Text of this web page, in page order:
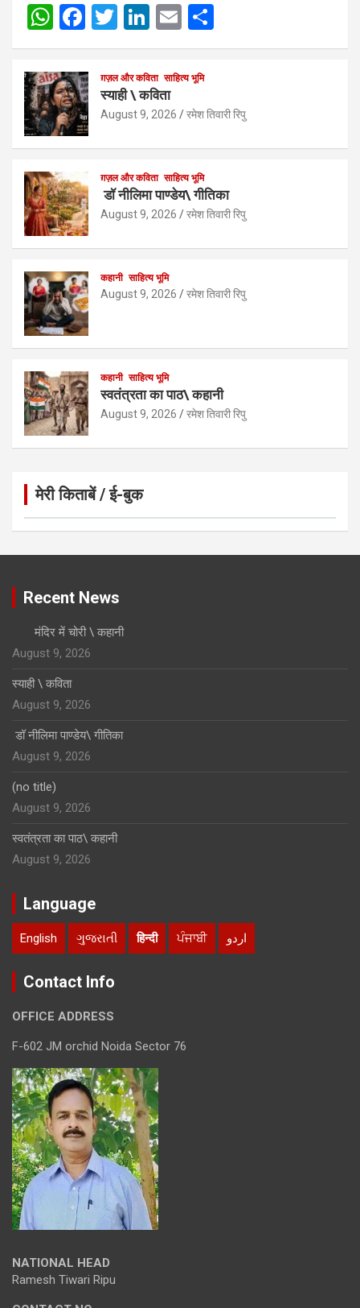
W
h
at
s
A
p
p
F
a
ce
b
o
o
k
T
wi
tt
er
Li
n
ke
dI
n
E
m
ail
h
ग़ज़ल और कविता साहित्य भूमि
स्याही \ कविता
August 9, 2026 रमेश तिवारी रिपु
ग़ज़ल और कविता साहित्य भूमि
डॉ नीलिमा पाण्डेय\ गीतिका
August 9, 2026 रमेश तिवारी रिपु
कहानी साहित्य भूमि
August 9, 2026 रमेश तिवारी रिपु
कहानी साहित्य भूमि
स्वतंत्रता का पाठ\ कहानी
August 9, 2026 रमेश तिवारी रिपु
मेरी किताबें / ई-बुक
Click to Open Page
Recent News
मंदिर में चोरी \ कहानी
August 9, 2026
स्याही \ कविता
August 9, 2026
डॉ नीलिमा पाण्डेय\ गीतिका
August 9, 2026
(no title)
August 9, 2026
स्वतंत्रता का पाठ\ कहानी
August 9, 2026
Language
English ગુજરાતી हिन्दी ਪੰਜਾਬੀ اردو
Contact Info
OFFICE ADDRESS
F-602 JM orchid Noida Sector 76
NATIONAL HEAD
Ramesh Tiwari Ripu